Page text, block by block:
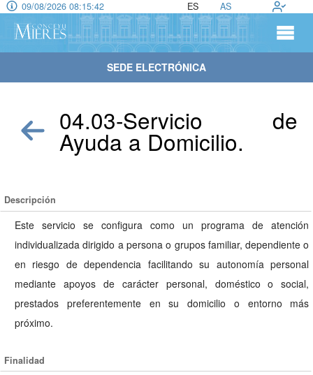
09/08/2026 08:15:42 ES AS
SEDE ELECTRÓNICA
04.03-Servicio de
Ayuda a Domicilio.
Descripción
Este servicio se configura como un programa de atención
individualizada dirigido a persona o grupos familiar, dependiente o
en riesgo de dependencia facilitando su autonomía personal
mediante apoyos de carácter personal, doméstico o social,
prestados preferentemente en su domicilio o entorno más
próximo.
Finalidad